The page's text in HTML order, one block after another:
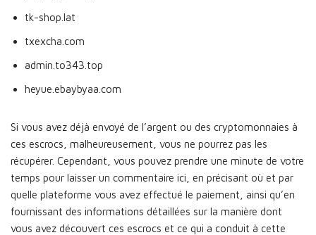
tk-shop.lat
txexcha.com
admin.to343.top
heyue.ebaybyaa.com
Si vous avez déjà envoyé de l’argent ou des cryptomonnaies à
ces escrocs, malheureusement, vous ne pourrez pas les
récupérer. Cependant, vous pouvez prendre une minute de votre
temps pour laisser un commentaire ici, en précisant où et par
quelle plateforme vous avez effectué le paiement, ainsi qu’en
fournissant des informations détaillées sur la manière dont
vous avez découvert ces escrocs et ce qui a conduit à cette